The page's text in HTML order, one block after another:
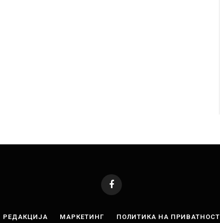
Facebook
РЕДАКЦИЈА МАРКЕТИНГ ПОЛИТИКА НА ПРИВАТНОСТ